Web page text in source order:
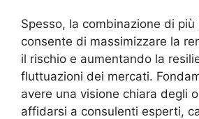
Spesso, la combinazione di più
consente di massimizzare la
il rischio e aumentando la
fluttuazioni dei mercati.
avere una visione chiara degli
affidarsi a consulenti esperti,